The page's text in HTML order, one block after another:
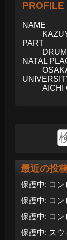
PROFILE
NAME
PART
NATAL
AICHI
最近の投
保護中: コン
保護中: コン
保護中: コ
保護中: ス